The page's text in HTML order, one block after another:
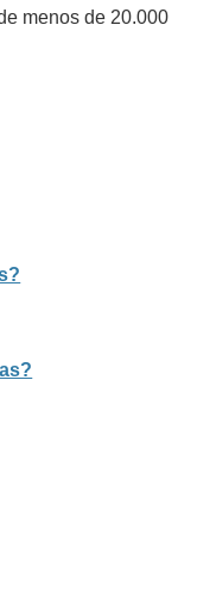
menos de 20.000